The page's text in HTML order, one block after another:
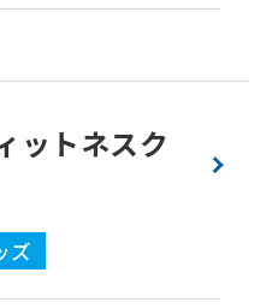
ットネスク
ズ
official
automatically
English.
Click